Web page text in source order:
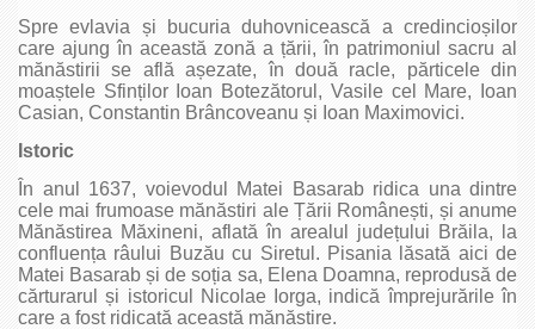
Spre evlavia și bucuria duhovnicească a credincioșilor
care ajung în această zonă a țării, în patrimoniul sacru al
mănăstirii se află așezate, în două racle, părticele din
moaștele Sfinților Ioan Botezătorul, Vasile cel Mare, Ioan
Casian, Constantin Brâncoveanu și Ioan Maximovici.
Istoric
În anul 1637, voievodul Matei Basarab ridica una dintre
cele mai frumoase mănăstiri ale Țării Românești, și anume
Mănăstirea Măxineni, aflată în arealul județului Brăila, la
confluența râului Buzău cu Siretul. Pisania lăsată aici de
Matei Basarab și de soția sa, Elena Doamna, reprodusă de
cărturarul și istoricul Nicolae Iorga, indică împrejurările în
care a fost ridicată această mănăstire.